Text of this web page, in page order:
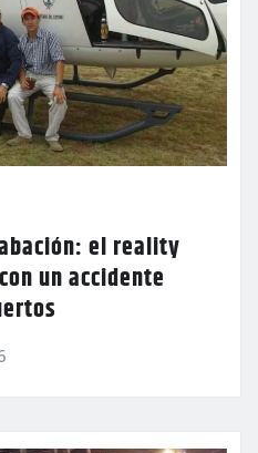
el reality
un accidente